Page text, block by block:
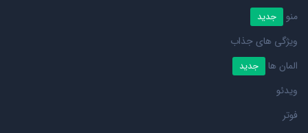
منو جدید
ویژگی های جذاب
المان ها
جدید
ویدئو
فوتر